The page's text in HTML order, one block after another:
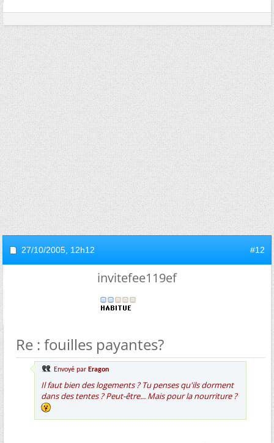
27/10/2005, 12h12 #12
invitefee119ef
Re : fouilles payantes?
Envoyé par Eragon
Il faut bien des logements ? Tu penses qu'ils dorment
dans des tentes ? Peut-être... Mais pour la nourriture ?